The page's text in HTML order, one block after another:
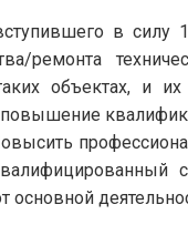
в силу
ремонта
объектах, и
повышение
основной